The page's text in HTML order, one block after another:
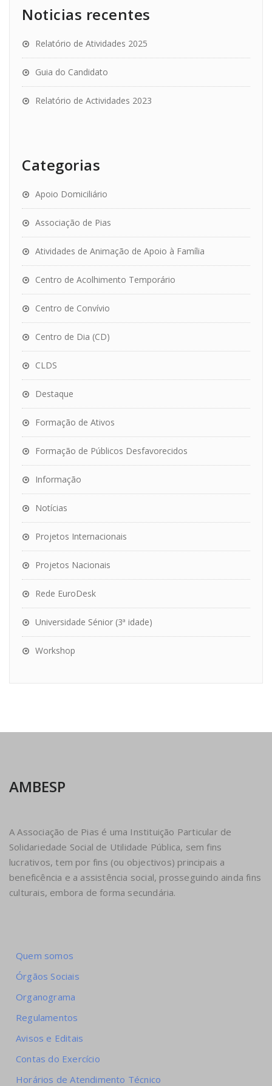
Noticias recentes
Relatório de Atividades 2025
Guia do Candidato
Relatório de Actividades 2023
Categorias
Apoio Domiciliário
Associação de Pias
Atividades de Animação de Apoio à Família
Centro de Acolhimento Temporário
Centro de Convívio
Centro de Dia (CD)
CLDS
Destaque
Formação de Ativos
Formação de Públicos Desfavorecidos
Informação
Notícias
Projetos Internacionais
Projetos Nacionais
Rede EuroDesk
Universidade Sénior (3ª idade)
Workshop
AMBESP
A Associação de Pias é uma Instituição Particular de
Solidariedade Social de Utilidade Pública, sem fins
lucrativos, tem por fins (ou objectivos) principais a
beneficência e a assistência social, prosseguindo ainda fins
culturais, embora de forma secundária.
Quem somos
Órgãos Sociais
Organograma
Regulamentos
Avisos e Editais
Contas do Exercício
Horários de Atendimento Técnico